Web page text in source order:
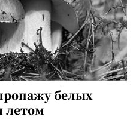
белых
летом